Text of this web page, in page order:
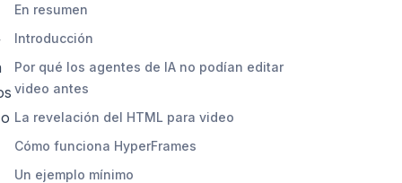
En resumen
Introducción
Por qué los agentes de IA no podían editar
video antes
La revelación del HTML para video
Cómo funciona HyperFrames
Un ejemplo mínimo